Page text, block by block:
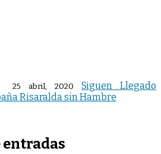
25 abril, 2020
Siguen Llegado
Risaralda sin Hambre
entradas